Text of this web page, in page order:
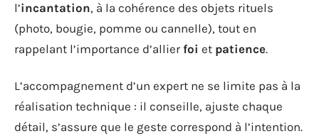
l’incantation, à la cohérence des objets rituels
(photo, bougie, pomme ou cannelle), tout en
rappelant l’importance d’allierfoi et patience.
L’accompagnement d’un expert ne se limite pas à la
réalisation technique : il conseille, ajuste chaque
détail, s’assure que le geste correspond à l’intention.